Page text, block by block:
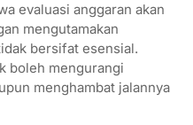
evaluasi anggaran akan
mengutamakan
bersifat esensial.
boleh mengurangi
menghambat jalannya